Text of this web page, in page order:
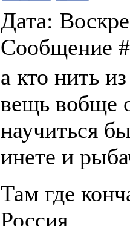
Дата:
Сообщение
а кто нить
вещь вобще
научиться
инете и
Там где
Россия